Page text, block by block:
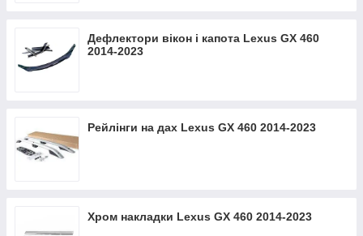
Дефлектори вікон і капота Lexus GX 460
2014-2023
Рейлінги на дах Lexus GX 460 2014-2023
Хром накладки Lexus GX 460 2014-2023